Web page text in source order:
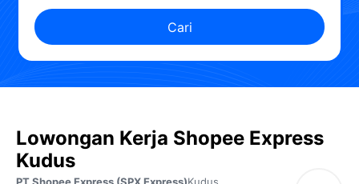
Cari
Lowongan Kerja Shopee Express
Kudus